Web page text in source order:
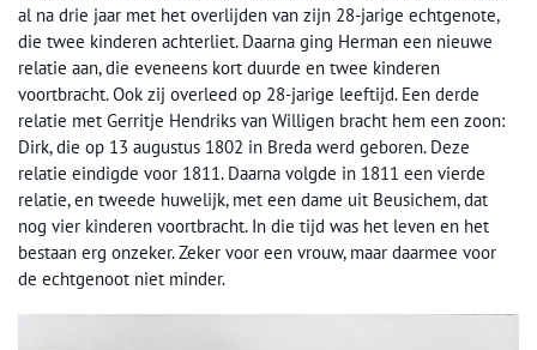
al na drie jaar met het overlijden van zijn 28-jarige echtgenote,
die twee kinderen achterliet. Daarna ging Herman een nieuwe
relatie aan, die eveneens kort duurde en twee kinderen
voortbracht. Ook zij overleed op 28-jarige leeftijd. Een derde
relatie met Gerritje Hendriks van Willigen bracht hem een zoon:
Dirk, die op 13 augustus 1802 in Breda werd geboren. Deze
relatie eindigde voor 1811. Daarna volgde in 1811 een vierde
relatie, en tweede huwelijk, met een dame uit Beusichem, dat
nog vier kinderen voortbracht. In die tijd was het leven en het
bestaan erg onzeker. Zeker voor een vrouw, maar daarmee voor
de echtgenoot niet minder.